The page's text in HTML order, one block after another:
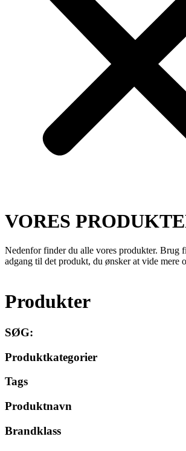
VORES
Nedenfor finder du alle vores produkter. Brug
adgang til det produkt, du ønsker at vide mere
Produkter
SØG:
Produktkategorier
Tags
Produktnavn
Brandklass